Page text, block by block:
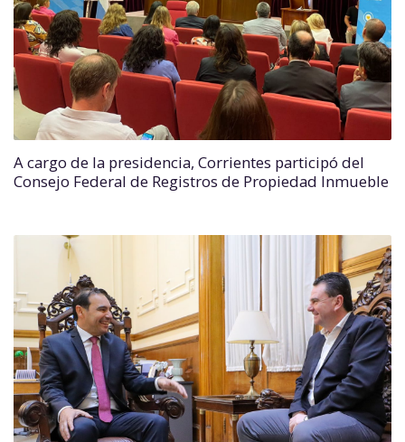
A cargo de la presidencia, Corrientes participó del
Consejo Federal de Registros de Propiedad Inmueble